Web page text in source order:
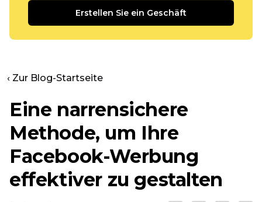
Erstellen Sie ein Geschäft
‹ Zur Blog-Startseite
Eine narrensichere
Methode, um Ihre
Facebook-Werbung
effektiver zu gestalten